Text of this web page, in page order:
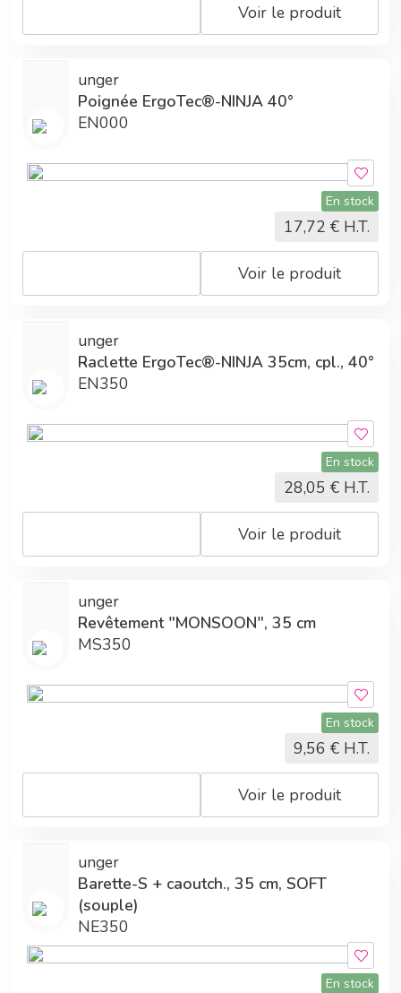
Voir le produit
unger
Poignée ErgoTec®-NINJA 40°
EN000
En stock
17,72 € H.T.
Voir le produit
unger
Raclette ErgoTec®-NINJA 35cm, cpl., 40°
EN350
En stock
28,05 € H.T.
Voir le produit
unger
Revêtement "MONSOON", 35 cm
MS350
En stock
9,56 € H.T.
Voir le produit
unger
Barette-S + caoutch., 35 cm, SOFT
(souple)
NE350
En stock